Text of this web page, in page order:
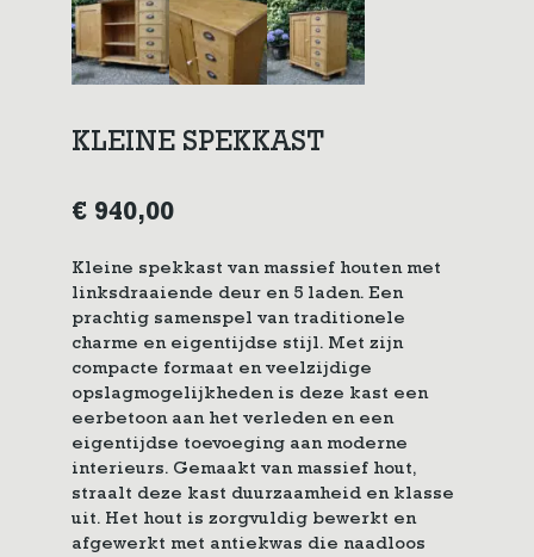
KLEINE SPEKKAST
€ 940,00
Kleine spekkast van massief houten met
linksdraaiende deur en 5 laden. Een
prachtig samenspel van traditionele
charme en eigentijdse stijl. Met zijn
compacte formaat en veelzijdige
opslagmogelijkheden is deze kast een
eerbetoon aan het verleden en een
eigentijdse toevoeging aan moderne
interieurs. Gemaakt van massief hout,
straalt deze kast duurzaamheid en klasse
uit. Het hout is zorgvuldig bewerkt en
afgewerkt met antiekwas die naadloos